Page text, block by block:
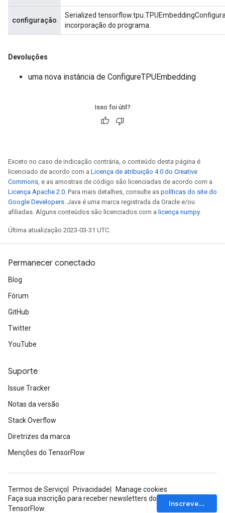
configuração
Serialized
incorporação do programa.
Devoluções
uma nova instância de ConfigureTPUEmbedding
Isso foi útil?
Exceto no caso de indicação contrária, o conteúdo desta página é
licenciado de acordo com a Licença de atribuição 4.0 do Creative
Commons, e as amostras de código são licenciadas de acordo com a
Licença Apache 2.0. Para mais detalhes, consulte as políticas do site do
Google Developers. Java é uma marca registrada da Oracle e/ou
afiliadas. Alguns conteúdos são licenciados com a licença numpy.
Última atualização 2023-03-31 UTC.
Permanecer conectado
Blog
Fórum
GitHub
Twitter
YouTube
Suporte
Issue Tracker
Notas da versão
Stack Overflow
Diretrizes da marca
Menções do TensorFlow
Termos de Serviço Privacidade
Manage cookies
Faça sua inscrição para receber newsletters do
TensorFlow
Inscrever-se